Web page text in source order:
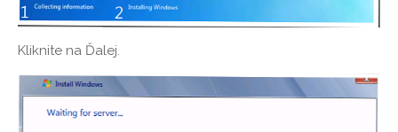
Kliknite na Ďalej.